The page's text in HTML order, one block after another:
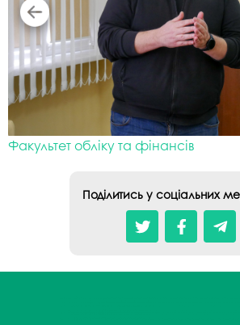
Факультет обліку та фінансів
Поділитись у соціальних